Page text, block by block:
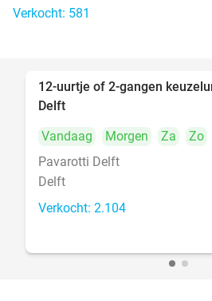
Verkocht: 581
12-uurtje of 2-gangen
Delft
Vandaag
Morgen Za Zo
Pavarotti Delft
Delft
Verkocht: 2.104